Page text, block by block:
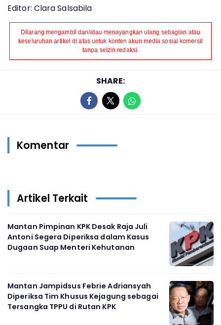
Editor: Clara Salsabila
Dilarang mengambil dan/atau menayangkan ulang sebagian atau
keseluruhan artikel di atas untuk konten akun media sosial komersil
tanpa seizin redaksi.
SHARE:
Komentar
Artikel Terkait
Mantan Pimpinan KPK Desak Raja Juli
Antoni Segera Diperiksa dalam Kasus
Dugaan Suap Menteri Kehutanan
Mantan Jampidsus Febrie Adriansyah
Diperiksa Tim Khusus Kejagung sebagai
Tersangka TPPU di Rutan KPK